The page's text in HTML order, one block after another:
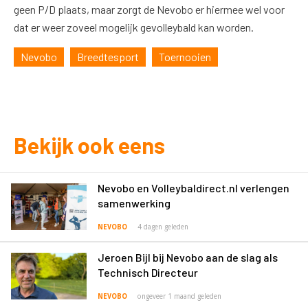
geen P/D plaats, maar zorgt de Nevobo er hiermee wel voor
dat er weer zoveel mogelijk gevolleybald kan worden.
Nevobo Breedtesport Toernooien
Bekijk ook eens
Nevobo en Volleybaldirect.nl verlengen
samenwerking
NEVOBO 4 dagen geleden
Jeroen Bijl bij Nevobo aan de slag als
Technisch Directeur
NEVOBO ongeveer 1 maand geleden